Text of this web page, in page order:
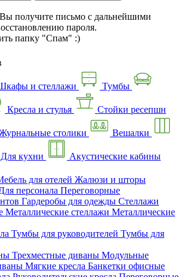
получите письмо с дальнейшими
пароля.
папку "Спам" :)
и стеллажи Тумбы
Кресла и стулья Стойки ресепшн
столики Вешалки
Для кухни Акустические кабины
для отелей Жалюзи и шторы
персонала Переговорные
Гардеробы для одежды Стеллажи
Металлические стеллажи Металлические
Тумбы для руководителей Тумбы для
Трехместные диваны Модульные
Мягкие кресла Банкетки офисные